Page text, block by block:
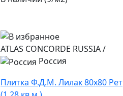
ATLAS CONCORDE RUSSIA/
Россия
Плитка Ф.Д.М. Лилак 80х80 Рет